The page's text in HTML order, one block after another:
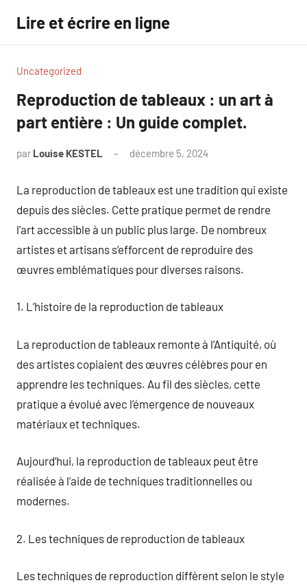
contenu
Lire et écrire en ligne
Uncategorized
Reproduction de tableaux : un art à
part entière : Un guide complet.
par Louise KESTEL décembre 5, 2024
La reproduction de tableaux est une tradition qui existe
depuis des siècles. Cette pratique permet de rendre
l’art accessible à un public plus large. De nombreux
artistes et artisans s’efforcent de reproduire des
œuvres emblématiques pour diverses raisons.
1. L’histoire de la reproduction de tableaux
La reproduction de tableaux remonte à l’Antiquité, où
des artistes copiaient des œuvres célèbres pour en
apprendre les techniques. Au fil des siècles, cette
pratique a évolué avec l’émergence de nouveaux
matériaux et techniques.
Aujourd’hui, la reproduction de tableaux peut être
réalisée à l’aide de techniques traditionnelles ou
modernes.
2. Les techniques de reproduction de tableaux
Les techniques de reproduction diffèrent selon le style